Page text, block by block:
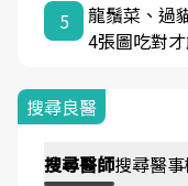
5
龍鬚菜、過
4張圖吃對
搜尋良醫
搜尋醫師搜尋醫